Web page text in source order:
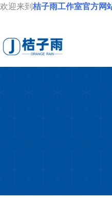
跳
容
欢迎来到 桔子雨工作室官方网